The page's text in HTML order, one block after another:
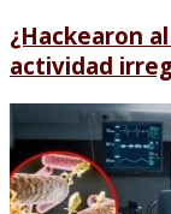
¿Hackearon
actividad